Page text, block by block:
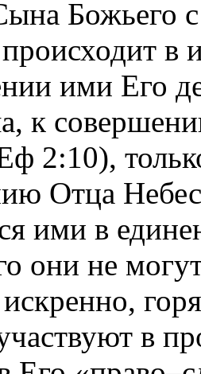
Божьего
в
ими Его
к
2:10),
Отца
ими в
они не
в